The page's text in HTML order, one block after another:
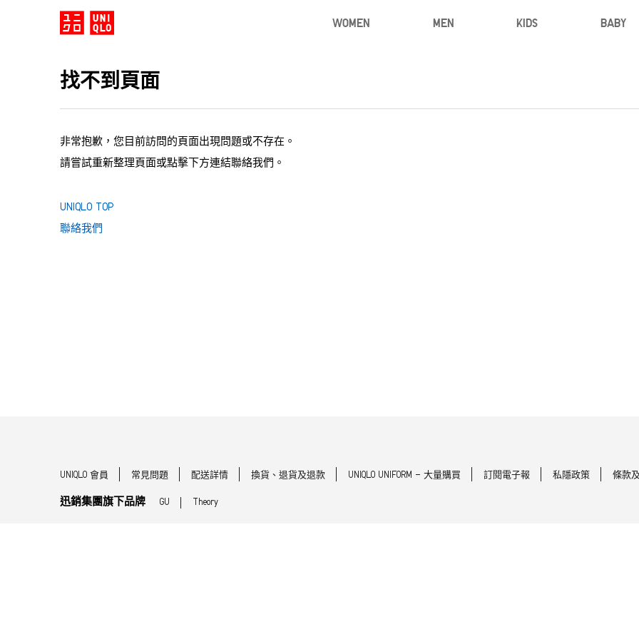
WOMEN MEN KIDS BABY
找不到頁面
非常抱歉，您目前訪問的頁面出現問題或不存在。
請嘗試重新整理頁面或點擊下方連結聯絡我們。
UNIQLO TOP
聯絡我們
UNIQLO 會員 常見問題 配送詳情 換貨、退貨及退款 UNIQLO UNIFORM - 大量購買 訂閱電子報 私隱政策 條款
迅銷集團旗下品牌 GU Theory